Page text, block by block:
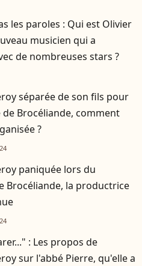
les paroles : Qui est Olivier
musicien qui a
de nombreuses stars ?
séparée de son fils pour
Brocéliande, comment
?
paniquée lors du
Brocéliande, la productrice
: Les propos de
sur l'abbé Pierre, qu'elle a